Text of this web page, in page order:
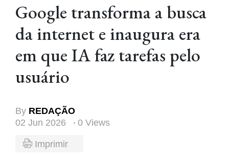
Google transforma a busca
da internet e inaugura era
em que IA faz tarefas pelo
usuário
By REDAÇÃO
02 Jun 2026
0 Views
Imprimir